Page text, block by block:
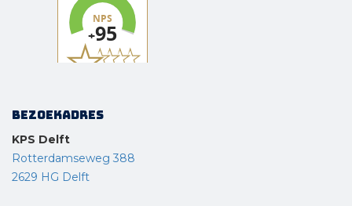
Bezoekadres
KPS Delft
Rotterdamseweg 388
2629 HG Delft